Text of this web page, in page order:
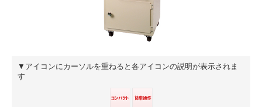
▼アイコンにカーソルを重ねると各アイコンの説明が表示されま
す